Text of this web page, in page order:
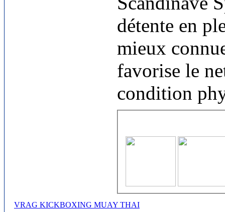
détente en
mieux
favorise le
condition
VRAG KICKBOXING MUAY THAI